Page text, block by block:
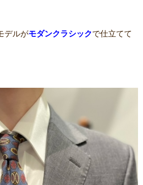
デルがモダンクラシックで仕立てて